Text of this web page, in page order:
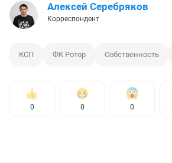
Алексей Серебряков
Корреспондент
КСП ФК Ротор Собственность
0 0 0